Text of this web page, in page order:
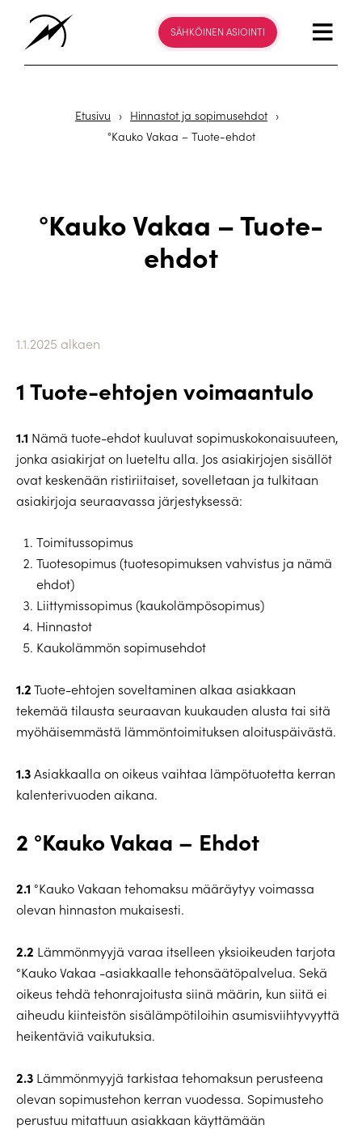
SÄHKÖINEN ASIOINTI
Etusivu › Hinnastot ja sopimusehdot ›
°Kauko Vakaa – Tuote-ehdot
°Kauko Vakaa – Tuote-
ehdot
1.1.2025 alkaen
1 Tuote-ehtojen voimaantulo
1.1 Nämä tuote-ehdot kuuluvat sopimuskokonaisuuteen,
jonka asiakirjat on lueteltu alla. Jos asiakirjojen sisällöt
ovat keskenään ristiriitaiset, sovelletaan ja tulkitaan
asiakirjoja seuraavassa järjestyksessä:
Toimitussopimus
Tuotesopimus (tuotesopimuksen vahvistus ja nämä
ehdot)
Liittymissopimus (kaukolämpösopimus)
Hinnastot
Kaukolämmön sopimusehdot
1.2Tuote-ehtojen soveltaminen alkaa asiakkaan
tekemää tilausta seuraavan kuukauden alusta tai sitä
myöhäisemmästä lämmöntoimituksen aloituspäivästä.
1.3Asiakkaalla on oikeus vaihtaa lämpötuotetta kerran
kalenterivuoden aikana.
2 °Kauko Vakaa – Ehdot
2.1 °Kauko Vakaan tehomaksu määräytyy voimassa
olevan hinnaston mukaisesti.
2.2 Lämmönmyyjä varaa itselleen yksioikeuden tarjota
°Kauko Vakaa -asiakkaalle tehonsäätöpalvelua. Sekä
oikeus tehdä tehonrajoitusta siinä määrin, kun siitä ei
aiheudu kiinteistön sisälämpötiloihin asumisviihtyvyyttä
heikentäviä vaikutuksia.
2.3 Lämmönmyyjä tarkistaa tehomaksun perusteena
olevan sopimustehon kerran vuodessa. Sopimusteho
perustuu mitattuun asiakkaan käyttämään